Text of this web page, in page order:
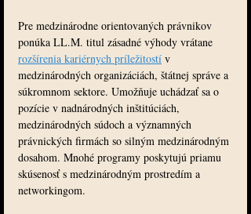
Pre medzinárodne orientovaných právnikov
ponúka LL.M. titul zásadné výhody vrátane
rozšírenia kariérnych príležitostí v
medzinárodných organizáciách, štátnej správe a
súkromnom sektore. Umožňuje uchádzať sa o
pozície v nadnárodných inštitúciách,
medzinárodných súdoch a významných
právnických firmách so silným medzinárodným
dosahom. Mnohé programy poskytujú priamu
skúsenosť s medzinárodným prostredím a
networkingom.